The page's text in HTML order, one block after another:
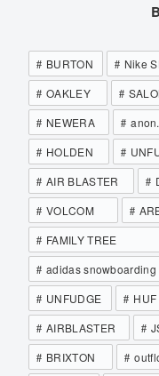
BURTON Nike
OAKLEY
NEWERA
anon.
HOLDEN
AIR BLASTER
VOLCOM
FAMILY TREE
adidas snowboarding
UNFUDGE
HUF
AIRBLASTER
BRIXTON